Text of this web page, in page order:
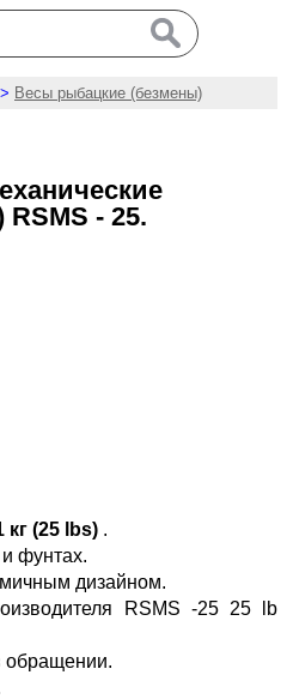
> Весы рыбацкие (безмены)
- 25.
кг (25 lbs) .
фунтах.
дизайном.
RSMS -25 25 lb
обращении.